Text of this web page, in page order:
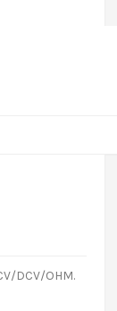
DCV/OHM.